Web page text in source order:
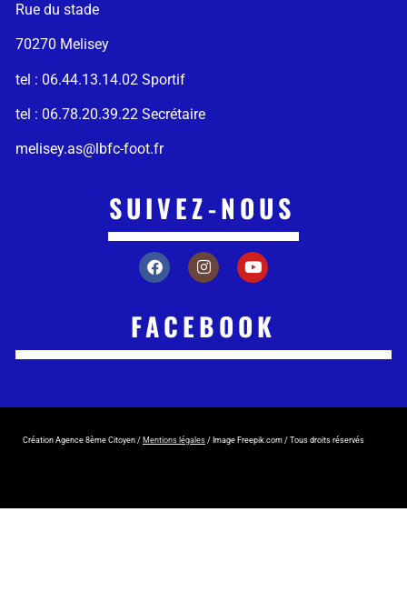
Rue du stade
70270 Melisey
tel : 06.44.13.14.02 Sportif
tel : 06.78.20.39.22 Secrétaire
melisey.as@lbfc-foot.fr
SUIVEZ-NOUS
FACEBOOK
Création Agence 8ème Citoyen / Mentions légales / Image Freepik.com / Tous droits réservés